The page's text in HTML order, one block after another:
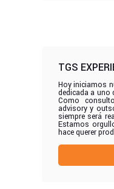
TGS
Hoy iniciamos
dedicada a uno
Como
advisory y
siempre será
Estamos
hace querer